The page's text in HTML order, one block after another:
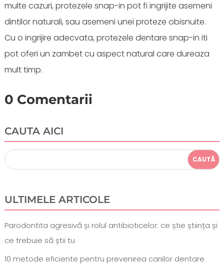
multe cazuri, protezele snap-in pot fi ingrijite asemeni
dintilor naturali, sau asemeni unei proteze obisnuite.
Cu o ingrijire adecvata, protezele dentare snap-in iti
pot oferi un zambet cu aspect natural care dureaza
mult timp.
0 Comentarii
CAUTA AICI
ULTIMELE ARTICOLE
Parodontita agresivă și rolul antibioticelor: ce știe știința și
ce trebuie să știi tu
10 metode eficiente pentru prevenirea cariilor dentare